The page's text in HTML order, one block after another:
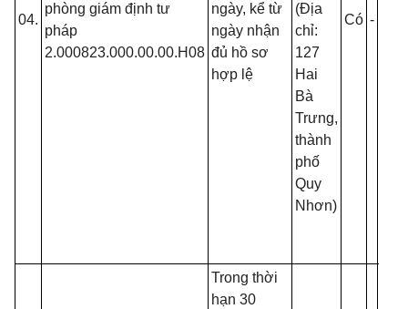
04.
phòng giám định tư
pháp
2.000823.000.00.00.H08
ngày, kể từ
ngày nhận
đủ hồ sơ
hợp lệ
(Địa
chỉ:
127
Hai
Bà
Trưng,
thành
phố
Quy
Nhơn)
Có -
Trong thời
hạn 30